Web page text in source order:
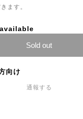
ます。
Sold out
向け
通報する